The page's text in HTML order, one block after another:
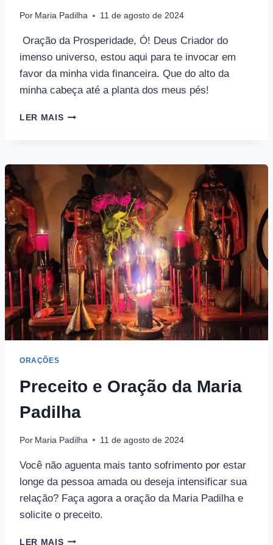
Por Maria Padilha 11 de agosto de 2024
Oração da Prosperidade, Ó! Deus Criador do
imenso universo, estou aqui para te invocar em
favor da minha vida financeira. Que do alto da
minha cabeça até a planta dos meus pés!
LER MAISORAÇÃO
ORAÇÕES
Preceito e Oração da Maria
Padilha
Por Maria Padilha 11 de agosto de 2024
Você não aguenta mais tanto sofrimento por estar
longe da pessoa amada ou deseja intensificar sua
relação? Faça agora a oração da Maria Padilha e
solicite o preceito.
LER MAISPRECEITO